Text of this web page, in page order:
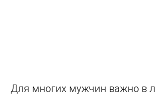
Для многих мужчин важно в